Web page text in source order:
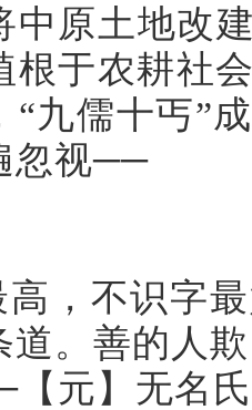
中原土地改
根于农耕社
“九儒十丐”
忽视──
，不识字
道。善的人
【元】无名